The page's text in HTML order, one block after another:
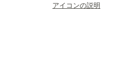
アイコンの説明